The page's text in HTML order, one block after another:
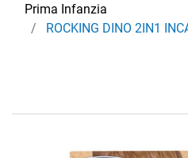
Prima Infanzia
ROCKING DINO 2IN1